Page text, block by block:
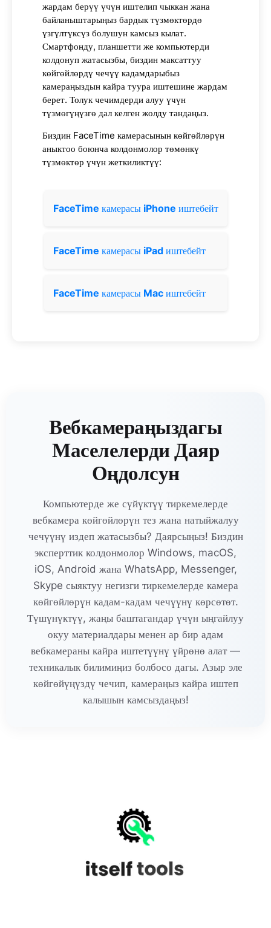
жардам берүү үчүн иштелип чыккан жана
байланыштарыңыз бардык түзмөктөрдө
үзгүлтүксүз болушун камсыз кылат.
Смартфонду, планшетти же компьютерди
колдонуп жатасызбы, биздин максаттуу
көйгөйлөрдү чечүү кадамдарыбыз
камераңыздын кайра туура иштешине жардам
берет. Толук чечимдерди алуу үчүн
түзмөгүңүзгө дал келген жолду тандаңыз.
Биздин FaceTime камерасынын көйгөйлөрүн
аныктоо боюнча колдонмолор төмөнкү
түзмөктөр үчүн жеткиликтүү:
FaceTime камерасы iPhone иштебейт
FaceTime камерасы iPadиштебейт
FaceTime камерасы Macиштебейт
Вебкамераңыздагы
Маселелерди Даяр
Оңдолсун
Компьютерде же сүйүктүү тиркемелерде
вебкамера көйгөйлөрүн тез жана натыйжалуу
чечүүнү издеп жатасызбы? Даярсыңыз! Биздин
эксперттик колдонмолор Windows, macOS,
iOS, Android жана WhatsApp, Messenger,
Skype сыяктуу негизги тиркемелерде камера
көйгөйлөрүн кадам-кадам чечүүнү көрсөтөт.
Түшүнүктүү, жаңы баштагандар үчүн ыңгайлуу
окуу материалдары менен ар бир адам
вебкамераны кайра иштетүүнү үйрөнө алат —
техникалык билимиңиз болбосо дагы. Азыр эле
көйгөйүңүздү чечип, камераңыз кайра иштеп
калышын камсыздаңыз!